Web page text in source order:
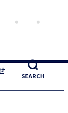
SEARCH